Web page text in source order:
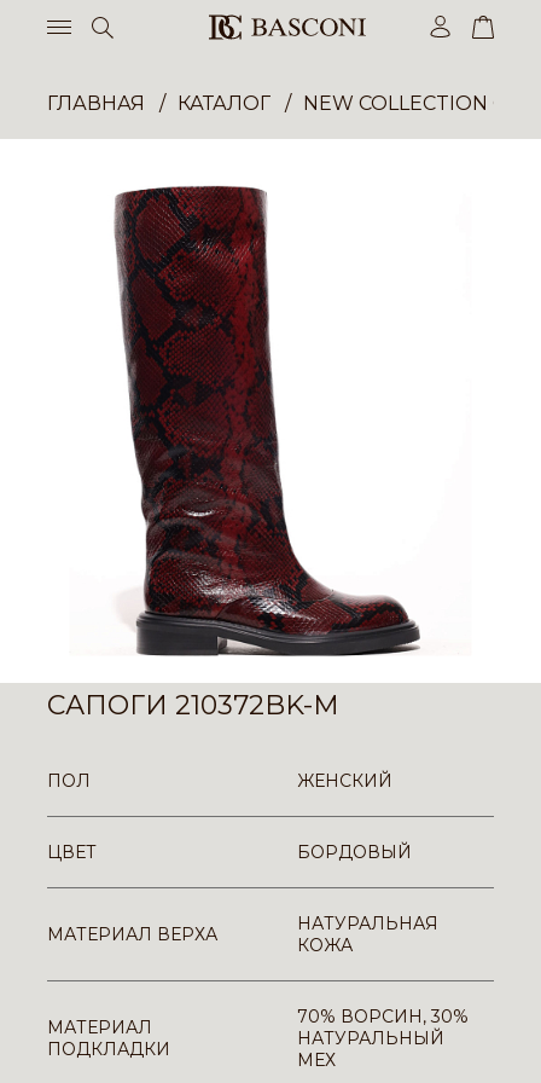
ГЛАВНАЯ КАТАЛОГ NEW COLLECTION
САПОГИ 210372BK-M
ПОЛ ЖЕНСКИЙ
ЦВЕТ БОРДОВЫЙ
МАТЕРИАЛ ВЕРХА
НАТУРАЛЬНАЯ
КОЖА
МАТЕРИАЛ
ПОДКЛАДКИ
70% ВОРСИН, 30%
НАТУРАЛЬНЫЙ
МЕХ